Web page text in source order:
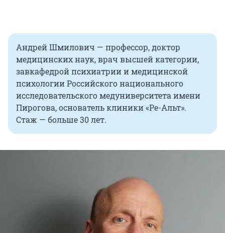
Андрей Шмилович — профессор, доктор
медицинских наук, врач высшей категории,
завкафедрой психиатрии и медицинской
психологии Российского национального
исследовательского медуниверситета имени
Пирогова, основатель клиники «Ре-Альт».
Стаж — больше 30 лет.